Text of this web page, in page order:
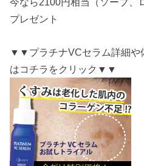
プレゼント
▼▼プラチナVCセラム詳細や
はコチラをクリック▼▼